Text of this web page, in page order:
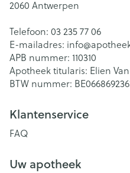
2060 Antwerpen
Telefoon: 03 235 77 06
E-mailadres: info@
APB nummer: 110310
Apotheek titularis: Elien
BTW nummer:
Klantenservice
FAQ
Uw apotheek